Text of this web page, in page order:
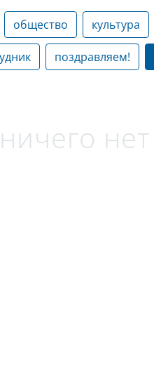
общество культура
поздравляем!